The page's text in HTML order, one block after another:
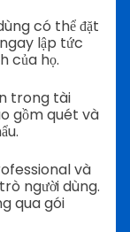
có thể đặt
lập tức
của họ.
trong tài
gồm quét và
và
người dùng.
qua gói